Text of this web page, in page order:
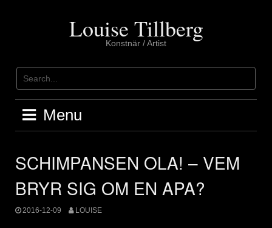
Louise Tillberg
Konstnär / Artist
Menu
SCHIMPANSEN OLA! – VEM
BRYR SIG OM EN APA?
2016-12-09 LOUISE